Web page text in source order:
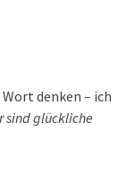
denken – ich
sind glückliche